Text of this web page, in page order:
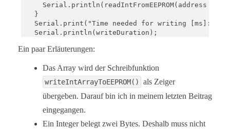
Serial.println(readIntFromEEPROM(address +
  }
  Serial.print("Time needed for writing [ms]: ");
  Serial.println(writeDuration);
void writeIntArrayToEEPROM(uint16_t addr,
  for(uint16_t i = 0; i<arrSize; i++){
    Wire.beginTransmission(I2C_ADDRESS);
    Wire.write((uint8_t)((2*i + addr) >> 8));
    Wire.write((uint8_t)((2*i + addr) & 0xFF));
    Wire.write((uint8_t)(iArr[i] >> 8));
Ein paar Erläuterungen:
Das Array wird der Schreibfunktion
writeIntArrayToEEPROM()
als Zeiger
übergeben. Darauf bin ich in meinem letzten Beitrag
eingegangen.
Ein Integer belegt zwei Bytes. Deshalb muss nicht